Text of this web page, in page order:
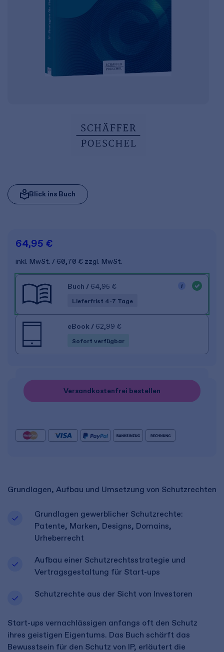
Blick ins Buch
Grundlagen, Aufbau und Umsetzung von Schutzrechten
Grundlagen gewerblicher Schutzrechte:
Patente, Marken, Designs, Domains,
Urheberrecht
Aufbau einer Schutzrechtsstrategie und
Vertragsgestaltung für Start-ups
Schutzrechte aus der Sicht von Investoren
Start-ups vernachlässigen anfangs oft den Schutz
ihres geistigen Eigentums. Das Buch schärft das
Bewusstsein für den Schutz von IP, erläutert die
64,95 €
inkl. MwSt. 60,70 € zzgl. MwSt.
Buch / 64,95 €
Lieferfrist 4-7 Tage
eBook / 62,99 €
Sofort verfügbar
Versandkostenfrei bestellen